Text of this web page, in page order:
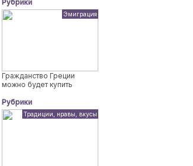
Рубрики
Эмиграция
Гражданство Греции
можно будет купить
Рубрики
Традиции, нравы, вкусы